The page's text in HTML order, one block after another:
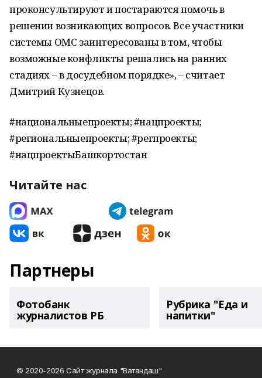
проконсультируют и постараются помочь в
решении возникающих вопросов. Все участники
системы ОМС заинтересованы в том, чтобы
возможные конфликты решались на ранних
стадиях – в досудебном порядке», – считает
Дмитрий Кузнецов.
#национальныепроекты; #нацпроекты;
#региональныепроекты; #регпроекты;
#нацпроектыБашкортостан
Читайте нас
Партнеры
Фотобанк
журналистов РБ
Рубрика "Еда и
напитки"
© 2020-2026 Сайт журнала "Ватандаш"